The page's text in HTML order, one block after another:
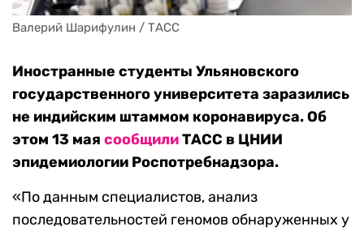
Валерий Шарифулин / ТАСС
Иностранные студенты Ульяновского
государственного университета заразились
не индийским штаммом коронавируса. Об
этом 13 мая сообщилиТАСС в ЦНИИ
эпидемиологии Роспотребнадзора.
«По данным специалистов, анализ
последовательностей геномов обнаруженных у